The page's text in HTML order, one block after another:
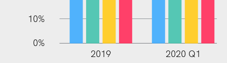
10%
0%
L
2019 2020 Q1